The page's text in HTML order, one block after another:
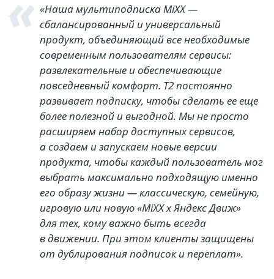
«Наша мультиподписка MiXX —
сбалансированный и универсальный
продукт, объединяющий все необходимые
современным пользователям сервисы:
развлекательные и обеспечивающие
повседневный комфорт. T2 постоянно
развивает подписку, чтобы сделать ее еще
более полезной и выгодной. Мы не просто
расширяем набор доступных сервисов,
а создаем и запускаем новые версии
продукта, чтобы каждый пользователь мог
выбрать максимально подходящую именно
его образу жизни — классическую, семейную,
игровую или новую «MiXX х Яндекс Движ»
для тех, кому важно быть всегда
в движении. При этом клиенты защищены
от дублирования подписок и переплат».